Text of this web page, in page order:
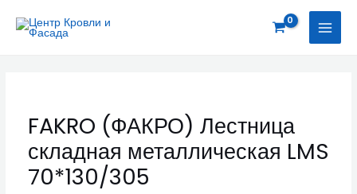
FAKRO (ФАКРО) Лестница
складная металлическая LMS
70*130/305
(ФАКРО)
70*130/305
quantity